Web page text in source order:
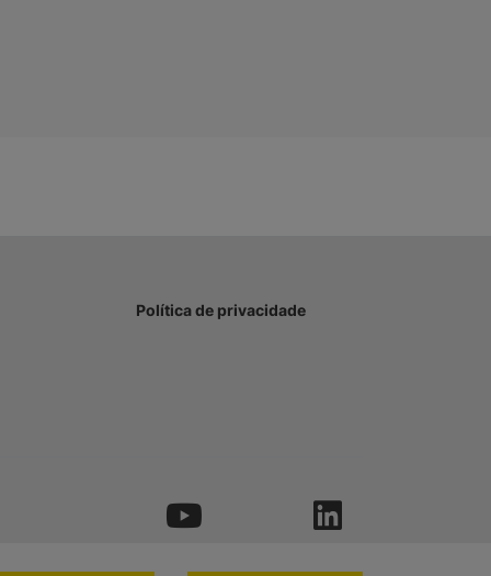
Política de privacidade